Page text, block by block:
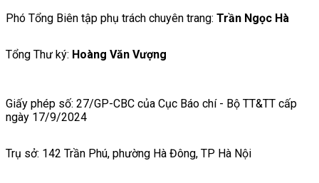
Phó Tổng Biên tập phụ trách chuyên trang: Trần Ngọc Hà
Tổng Thư ký: Hoàng Văn Vượng
Giấy phép số: 27/GP-CBC của Cục Báo chí - Bộ TT&TT cấp
ngày 17/9/2024
Trụ sở: 142 Trần Phú, phường Hà Đông, TP Hà Nội